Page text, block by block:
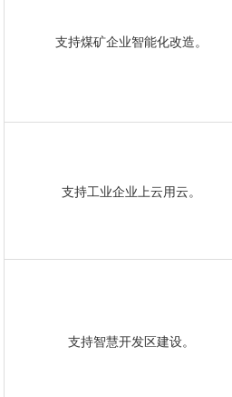
支持煤矿企业智能化改造。
支持工业企业上云用云。
支持智慧开发区建设。